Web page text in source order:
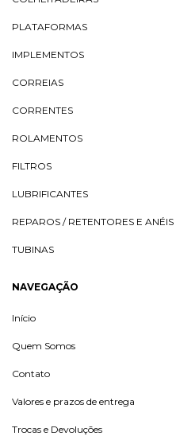
PLATAFORMAS
IMPLEMENTOS
CORREIAS
CORRENTES
ROLAMENTOS
FILTROS
LUBRIFICANTES
REPAROS / RETENTORES E ANÉIS
TUBINAS
NAVEGAÇÃO
Início
Quem Somos
Contato
Valores e prazos de entrega
Trocas e Devoluções